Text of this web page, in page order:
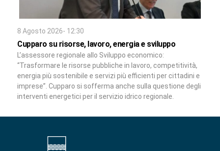
8 Agosto 2026- 12:30
Cupparo su risorse, lavoro, energia e sviluppo
L’assessore regionale allo Sviluppo economico:
“Trasformare le risorse pubbliche in lavoro, competitività,
energia più sostenibile e servizi più efficienti per cittadini e
imprese”. Cupparo si sofferma anche sulla questione degli
interventi energetici per il servizio idrico regionale.